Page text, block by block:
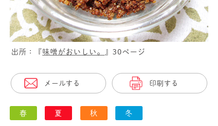
出所：『 味噌がおいしい。 』30ページ
メールする 印刷する
春 夏 秋 冬